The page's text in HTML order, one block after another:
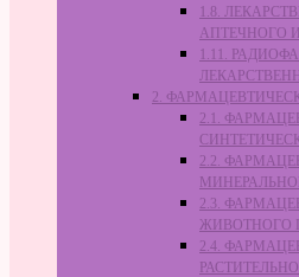
1.8.
АПТЕЧНОГО
1.11.
2.
2.1.
2.2.
2.3.
ЖИВОТНОГО
2.4.